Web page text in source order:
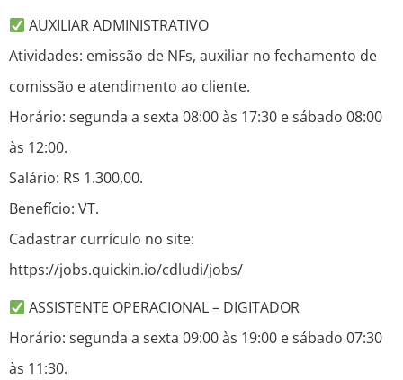
AUXILIAR ADMINISTRATIVO
Atividades: emissão de NFs, auxiliar no fechamento de
comissão e atendimento ao cliente.
Horário: segunda a sexta 08:00 às 17:30 e sábado 08:00
às 12:00.
Salário: R$ 1.300,00.
Benefício: VT.
Cadastrar currículo no site:
https://jobs.quickin.io/cdludi/jobs/
ASSISTENTE OPERACIONAL – DIGITADOR
Horário: segunda a sexta 09:00 às 19:00 e sábado 07:30
às 11:30.